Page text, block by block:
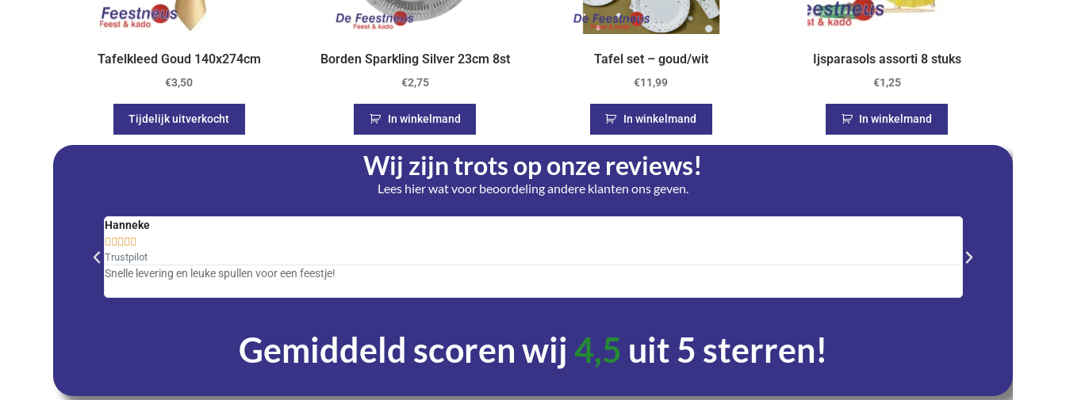
Tafelkleed Goud 140x274cm
€3,50
Tijdelijk uitverkocht
Borden Sparkling Silver 23cm 8st
€2,75
In winkelmand
Tafel set – goud/wit
€11,99
In winkelmand
Ijsparasols assorti 8 stuks
€1,25
In winkelmand
Wij zijn trots op onze reviews!
Lees hier wat voor beoordeling andere klanten ons geven.
Hanneke
    
Trustpilot
Snelle levering en leuke spullen voor een feestje!
Trustpilot
Gemiddeld scoren wij4,5 uit 5 sterren!